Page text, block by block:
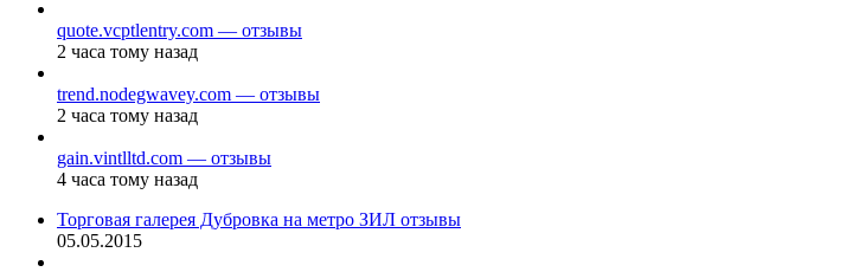
quote.vcptlentry.com — отзывы
2 часа тому назад
trend.nodegwavey.com — отзывы
2 часа тому назад
gain.vintlltd.com — отзывы
4 часа тому назад
Торговая галерея Дубровка на метро ЗИЛ отзывы
05.05.2015